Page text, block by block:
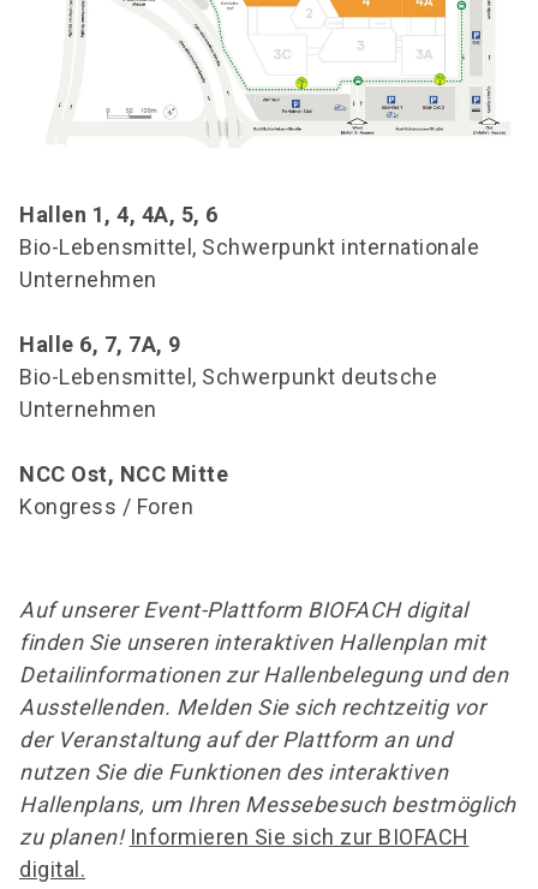
Hallen 1, 4, 4A, 5, 6
Bio-Lebensmittel, Schwerpunkt internationale
Unternehmen
Halle 6, 7, 7A, 9
Bio-Lebensmittel, Schwerpunkt deutsche
Unternehmen
NCC Ost, NCC Mitte
Kongress / Foren
Auf unserer Event-Plattform BIOFACH digital
finden Sie unseren interaktiven Hallenplan mit
Detailinformationen zur Hallenbelegung und den
Ausstellenden. Melden Sie sich rechtzeitig vor
der Veranstaltung auf der Plattform an und
nutzen Sie die Funktionen des interaktiven
Hallenplans, um Ihren Messebesuch bestmöglich
zu planen! Informieren Sie sich zur BIOFACH
digital.